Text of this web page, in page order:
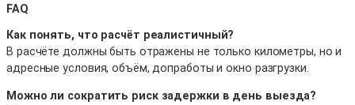
FAQ
Как понять, что расчёт реалистичный?
В расчёте должны быть отражены не только километры, но и
адресные условия, объём, допработы и окно разгрузки.
Можно ли сократить риск задержки в день выезда?